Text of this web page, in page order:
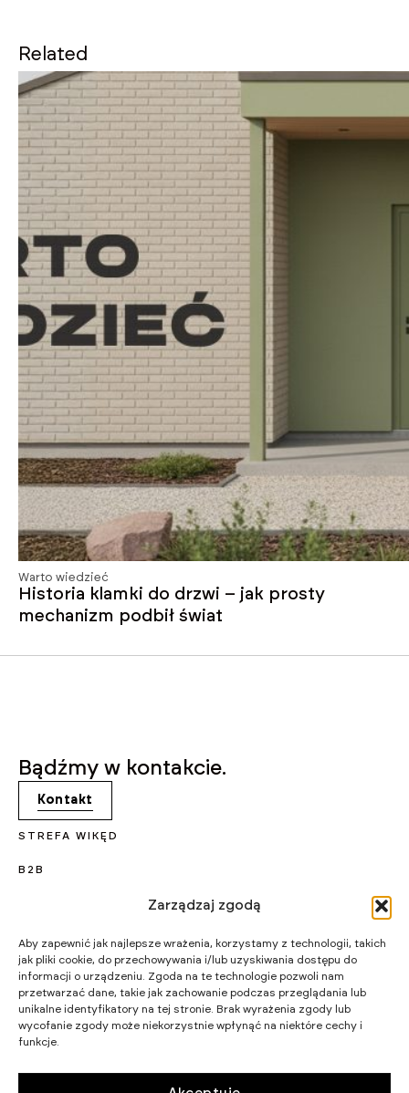
Zarządzaj zgodą
Aby zapewnić jak najlepsze wrażenia, korzystamy z technologii, takich
jak pliki cookie, do przechowywania i/lub uzyskiwania dostępu do
informacji o urządzeniu. Zgoda na te technologie pozwoli nam
przetwarzać dane, takie jak zachowanie podczas przeglądania lub
unikalne identyfikatory na tej stronie. Brak wyrażenia zgody lub
wycofanie zgody może niekorzystnie wpłynąć na niektóre cechy i
funkcje.
Related
Warto wiedzieć
Historia klamki do drzwi – jak prosty
mechanizm podbił świat
Bądźmy w kontakcie.
Kontakt
STREFA WIKĘD
B2B
PROJEKTY UNIJNE
CERTYFIKATY I PROGRAMY
STRATEGIA PODATKOWA
WIKĘD SP. Z O.O.
84-242 LUZINO